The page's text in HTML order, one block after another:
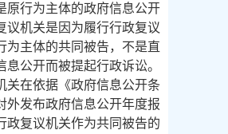
原行为主体的政府信息公开
议机关是因为履行行政复议
为主体的共同被告，不是直
息公开而被提起行政诉讼。
关在依据《政府信息公开条
外发布政府信息公开年度报
政复议机关作为共同被告的